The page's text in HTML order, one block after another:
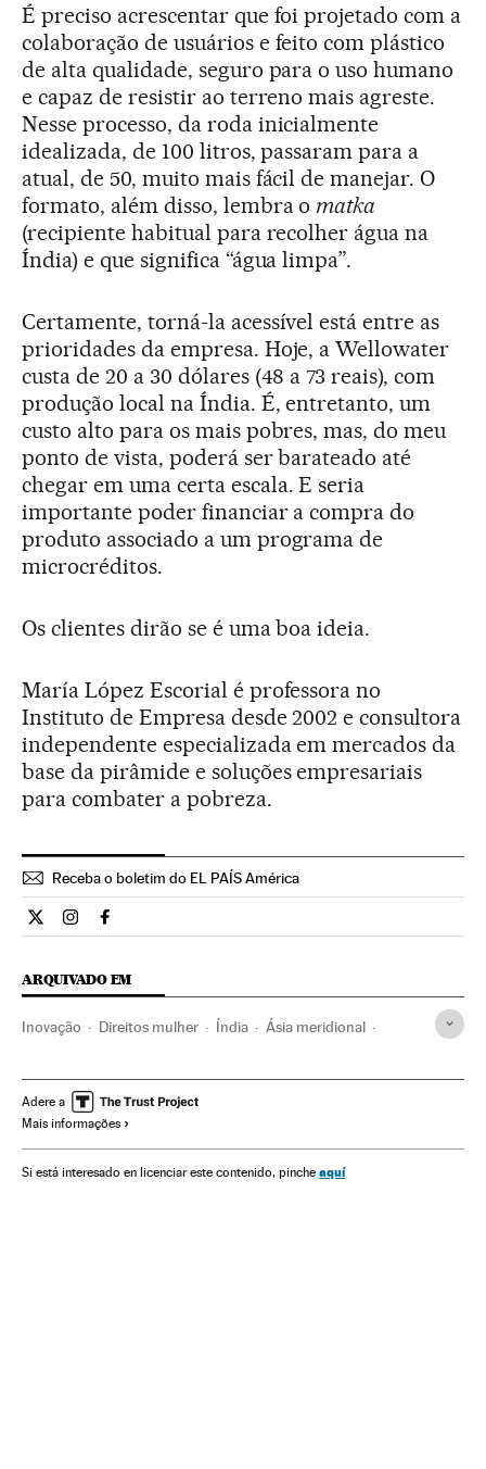
É preciso acrescentar que foi projetado com a
colaboração de usuários e feito com plástico
de alta qualidade, seguro para o uso humano
e capaz de resistir ao terreno mais agreste.
Nesse processo, da roda inicialmente
idealizada, de 100 litros, passaram para a
atual, de 50, muito mais fácil de manejar. O
formato, além disso, lembra o matka
(recipiente habitual para recolher água na
Índia) e que significa “água limpa”.
Certamente, torná-la acessível está entre as
prioridades da empresa. Hoje, a Wellowater
custa de 20 a 30 dólares (48 a 73 reais), com
produção local na Índia. É, entretanto, um
custo alto para os mais pobres, mas, do meu
ponto de vista, poderá ser barateado até
chegar em uma certa escala. E seria
importante poder financiar a compra do
produto associado a um programa de
microcréditos.
Os clientes dirão se é uma boa ideia.
María López Escorial é professora no
Instituto de Empresa desde 2002 e consultora
independente especializada em mercados da
base da pirâmide e soluções empresariais
para combater a pobreza.
Receba o boletim do EL PAÍS América
Internacional El País Brasil en Twitter
Internacional El País Brasil en Instagram
Internacional El País Brasil en Facebook
ARQUIVADO EM
Inovação Direitos mulher Índia Ásia meridional
Planeta Futuro
Adere a
Mais informações
Si está interesado en licenciar este contenido, pinche aquí